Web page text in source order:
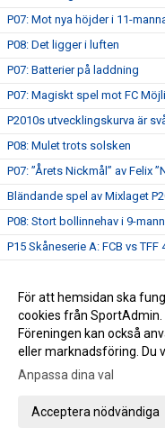
P07: Mot nya höjder i 11-
P08: Det ligger i luften
P07: Batterier på laddning
P07: Magiskt spel mot FC
P2010s utvecklingskurva är
P08: Mulet trots solsken
P07: ”Årets Nickmål” av Felix
Bländande spel av Mixlaget
P08: Stort bollinnehav i 9-
P15 Skåneserie A: FCB vs TFF
Anmälan FC Bellevue
P2010 fortsätter sin
P2007: Imponerande
P08: Visar olympisk klass
F2011: Spelglädje mot Linero
P07: Bländande
För att hemsidan ska
cookies från SportAdmin.
Föreningen kan också
eller marknadsföring. Du
Anpassa dina val
Acceptera nödvändiga